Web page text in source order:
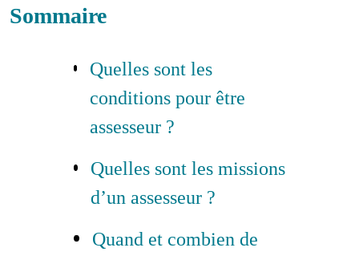
Sommaire
Quelles sont les
conditions pour être
assesseur ?
Quelles sont les missions
d’un assesseur ?
Quand et combien de